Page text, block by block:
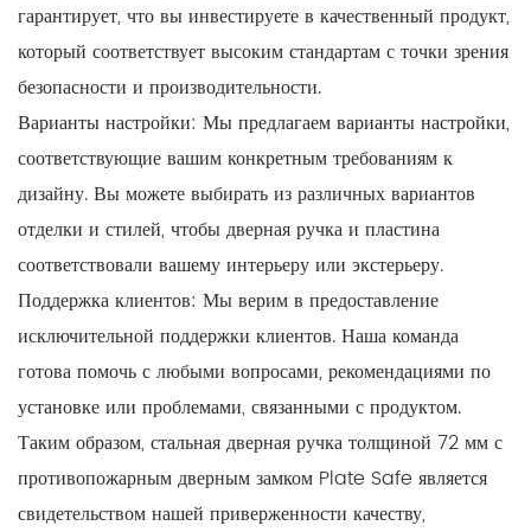
гарантирует, что вы инвестируете в качественный продукт,
который соответствует высоким стандартам с точки зрения
безопасности и производительности.
Варианты настройки: Мы предлагаем варианты настройки,
соответствующие вашим конкретным требованиям к
дизайну. Вы можете выбирать из различных вариантов
отделки и стилей, чтобы дверная ручка и пластина
соответствовали вашему интерьеру или экстерьеру.
Поддержка клиентов: Мы верим в предоставление
исключительной поддержки клиентов. Наша команда
готова помочь с любыми вопросами, рекомендациями по
установке или проблемами, связанными с продуктом.
Таким образом, стальная дверная ручка толщиной 72 мм с
противопожарным дверным замком Plate Safe является
свидетельством нашей приверженности качеству,